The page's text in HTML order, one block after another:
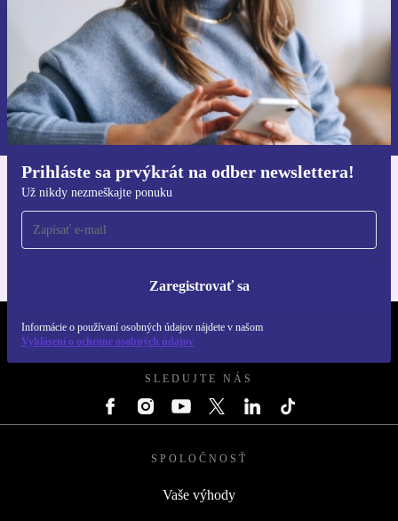
Prihláste sa prvýkrát na odber newslettera!
Už nikdy nezmeškajte ponuku
Zaregistrovať sa
Informácie o používaní osobných údajov nájdete v našom
Vyhlásení o ochrane osobných údajov
Zaregistrovať sa
Informácie o používaní osobných údajov nájdete v našich
Zásadách ochrany osobných údajov.
Získajte aplikáciu refurbed
Pre iOS a Android
REFURBED SLOVENSKO – RETHINK NEW.
SLEDUJTE NÁS
SPOLOČNOSŤ
Vaše výhody